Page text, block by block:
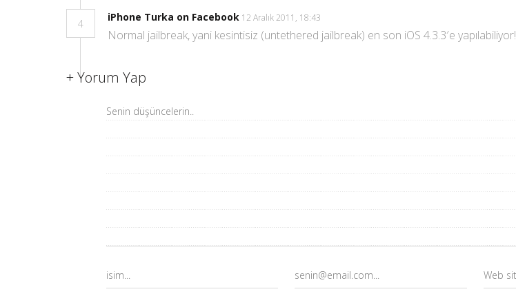
4
iPhone Turka on Facebook 12 Aralık 2011, 18:43
Normal jailbreak, yani kesintisiz (untethered jailbreak) en son iOS 4.3.3′e yapılabiliyor!
+Yorum Yap